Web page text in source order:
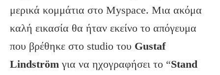
μερικά κομμάτια στο Myspace. Μια ακόμα
καλή εικασία θα ήταν εκείνο το απόγευμα
που βρέθηκε στο studio του Gustaf
Lindström για να ηχογραφήσει το “Stand